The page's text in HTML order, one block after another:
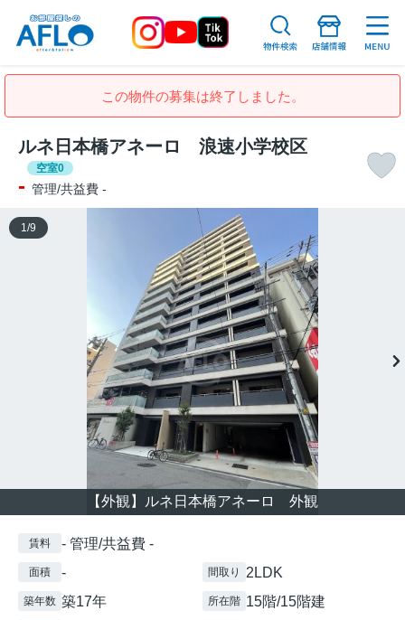
この物件の募集は終了しました。
ルネ日本橋アネーロ 浪速小学校区
空室0
- 管理/共益費 -
【外観】ルネ日本橋アネーロ 外観
1 /9
賃料 - 管理/共益費 -
面積 - 間取り 2LDK
築年数 築17年 所在階 15階/15階建